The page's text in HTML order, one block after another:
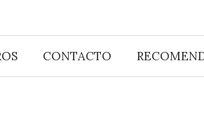
CONTACTO